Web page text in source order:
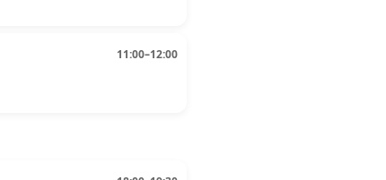
11:00–12:00